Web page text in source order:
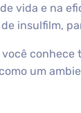
vida e na
insulfilm,
conhece
um